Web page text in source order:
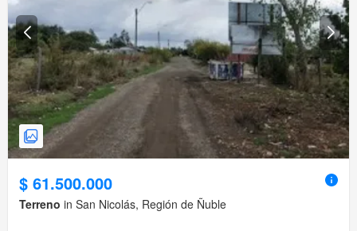
$ 61.500.000
Terreno in San Nicolás, Región de Ñuble